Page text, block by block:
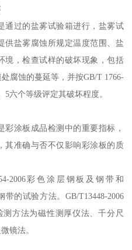
通过的盐雾试验箱进行，盐雾试
供盐雾腐蚀所规定温度范围、盐
境，检查试样的破坏现象，包括
腐蚀的蔓延等，并按GB/T 1766-
5六个等级评定其破坏程度。
涂板成品检测中的重要指标，
其准确与否不仅影响彩涂板的质
2006彩色涂层钢板及钢带和
带的试验方法。GB/T13448-2006
方法为磁性测厚仪法、千分尺
镜法。